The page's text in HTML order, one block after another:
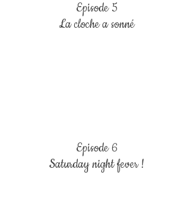
Episode 5
La cloche a sonné
Episode 6
Saturday night fever !